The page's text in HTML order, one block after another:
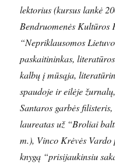
lektorius (kursus lankė
Bendruomenės Kultūros
“Nepriklausomos
paskaitininkas,
kalbų į mūsąja,
spaudoje ir eilėje
Santaros garbės
laureatas už “Broliai
m.), Vinco Krėvės Vardo
knygą “prisijaukinsiu